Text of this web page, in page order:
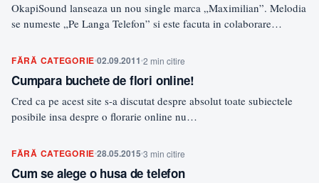
OkapiSound lanseaza un nou single marca „Maximilian”. Melodia
se numeste „Pe Langa Telefon” si este facuta in colaborare…
FĂRĂ CATEGORIE02.09.20112 min citire
Cumpara buchete de flori online!
Cred ca pe acest site s-a discutat despre absolut toate subiectele
posibile insa despre o florarie online nu…
FĂRĂ CATEGORIE28.05.20153 min citire
Cum se alege o husa de telefon